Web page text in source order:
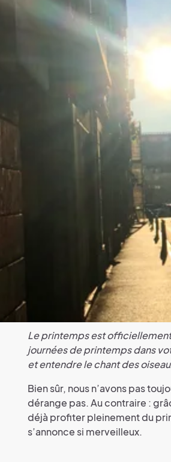
Le printemps est
journées de printemps dans
et entendre le chant des
Bien sûr, nous n’avons pas
dérange pas. Au contraire :
déjà profiter pleinement du
s’annonce si merveilleux.